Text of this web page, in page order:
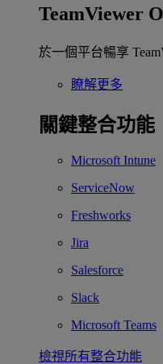
TeamViewer
於一個平台暢享
瞭解更多
關鍵整合功能
Microsoft Intune
ServiceNow
Freshworks
Jira
Salesforce
Slack
Microsoft Teams
檢視所有整合功能